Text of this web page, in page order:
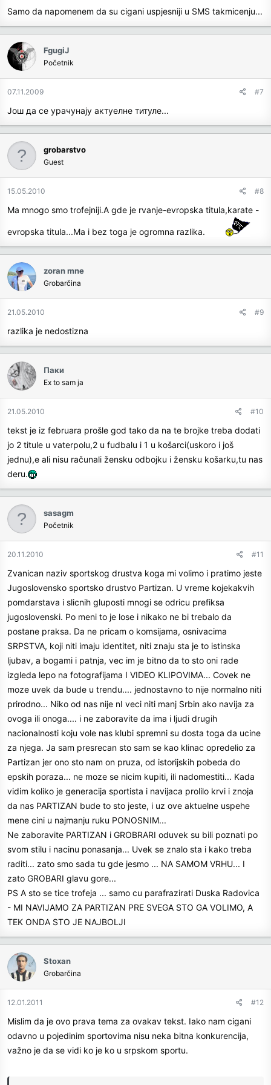
Samo da napomenem da su cigani uspjesniji u SMS takmicenju...
FgugiJ
Početnik
07.11.2009 #7
Још да се урачунају актуелне титуле...
grobarstvo
Guest
15.05.2010 #8
Ma mnogo smo trofejniji.A gde je rvanje-evropska titula,karate -
evropska titula...Ma i bez toga je ogromna razlika.
zoran mne
Grobarčina
21.05.2010 #9
razlika je nedostizna
Паки
Еx to sam ja
21.05.2010 #10
tekst je iz februara prošle god tako da na te brojke treba dodati
jo 2 titule u vaterpolu,2 u fudbalu i 1 u košarci(uskoro i još
jednu),e ali nisu računali žensku odbojku i žensku košarku,tu nas
deru.
sasagm
Početnik
20.11.2010 #11
Zvanican naziv sportskog drustva koga mi volimo i pratimo jeste
Jugoslovensko sportsko drustvo Partizan. U vreme kojekakvih
pomdarstava i slicnih gluposti mnogi se odricu prefiksa
jugoslovenski. Po meni to je lose i nikako ne bi trebalo da
postane praksa. Da ne pricam o komsijama, osnivacima
SRPSTVA, koji niti imaju identitet, niti znaju sta je to istinska
ljubav, a bogami i patnja, vec im je bitno da to sto oni rade
izgleda lepo na fotografijama I VIDEO KLIPOVIMA... Covek ne
moze uvek da bude u trendu.... jednostavno to nije normalno niti
prirodno... Niko od nas nije nI veci niti manj Srbin ako navija za
ovoga ili onoga.... i ne zaboravite da ima i ljudi drugih
nacionalnosti koju vole nas klubi spremni su dosta toga da ucine
za njega. Ja sam presrecan sto sam se kao klinac opredelio za
Partizan jer ono sto nam on pruza, od istorijskih pobeda do
epskih poraza... ne moze se nicim kupiti, ili nadomestiti... Kada
vidim koliko je generacija sportista i navijaca prolilo krvi i znoja
da nas PARTIZAN bude to sto jeste, i uz ove aktuelne uspehe
mene cini u najmanju ruku PONOSNIM...
Ne zaboravite PARTIZAN i GROBRARI oduvek su bili poznati po
svom stilu i nacinu ponasanja... Uvek se znalo sta i kako treba
raditi... zato smo sada tu gde jesmo ... NA SAMOM VRHU... I
zato GROBARI glavu gore...
PS A sto se tice trofeja ... samo cu parafrazirati Duska Radovica
- MI NAVIJAMO ZA PARTIZAN PRE SVEGA STO GA VOLIMO, A
TEK ONDA STO JE NAJBOLJI
Stoxan
Grobarčina
12.01.2011 #12
Mislim da je ovo prava tema za ovakav tekst. Iako nam cigani
odavno u pojedinim sportovima nisu neka bitna konkurencija,
važno je da se vidi ko je ko u srpskom sportu.